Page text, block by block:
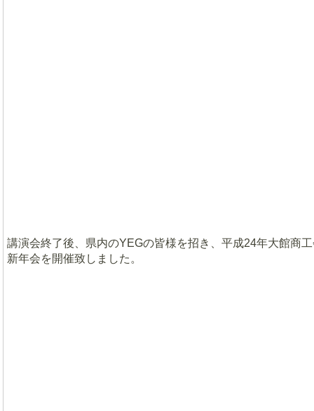
講演会終了後、県内のYEGの皆様を招き、平成24年大館商
新年会を開催致しました。